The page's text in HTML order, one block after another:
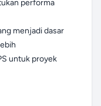
performa
menjadi dasar
untuk proyek